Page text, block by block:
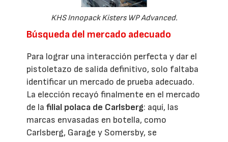
KHS Innopack Kisters WP Advanced.
Búsqueda del mercado adecuado
Para lograr una interacción perfecta y dar el
pistoletazo de salida definitivo, solo faltaba
identificar un mercado de prueba adecuado.
La elección recayó finalmente en el mercado
de lafilial polaca de Carlsberg: aquí, las
marcas envasadas en botella, como
Carlsberg, Garage y Somersby, se